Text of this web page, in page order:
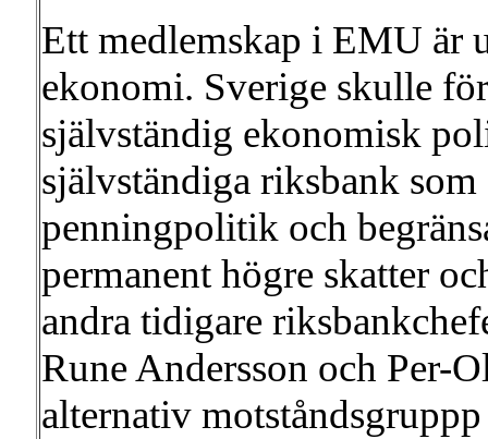
Ett medlemskap i EMU är
ekonomi. Sverige skulle
självständig ekonomisk
självständiga riksbank
penningpolitik och
permanent högre skatter
andra tidigare
Rune Andersson och Per-
alternativ